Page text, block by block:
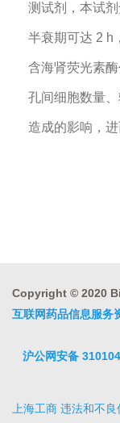
测试剂，本试
半衰期可达 2 h
含海肾荧光素
孔间细胞数量
造成的影响，进
Copyright © 2020
互联网药品信息服务
沪公网安备
上海工商 违法和不良